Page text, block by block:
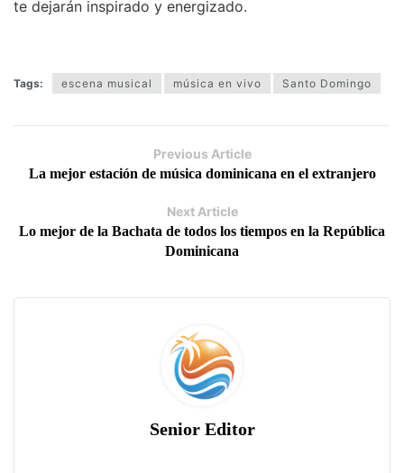
te dejarán inspirado y energizado.
Tags: escena musical música en vivo Santo Domingo
Previous Article
La mejor estación de música dominicana en el extranjero
Next Article
Lo mejor de la Bachata de todos los tiempos en la República
Dominicana
Senior Editor